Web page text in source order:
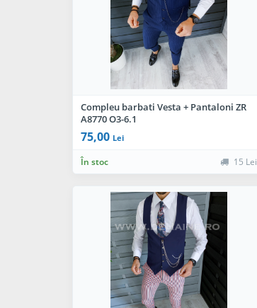
Compleu barbati Vesta + Pantaloni ZR
A8770 O3-6.1
75,00 Lei
În stoc 15 Lei